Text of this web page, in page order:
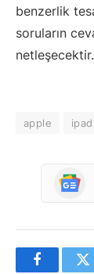
benzerlik
soruların
netleşecektir.
apple